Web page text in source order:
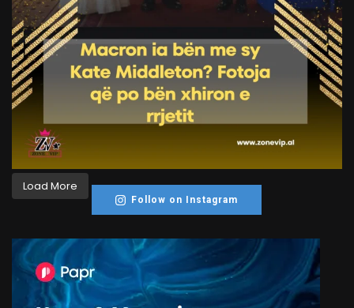
Load More
Follow on Instagram